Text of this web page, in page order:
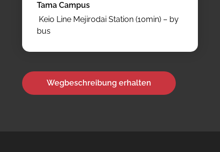
Tama Campus
Keio Line Mejirodai Station (10min) – by
bus
Wegbeschreibung erhalten